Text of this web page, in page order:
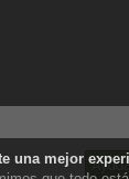
una mejor